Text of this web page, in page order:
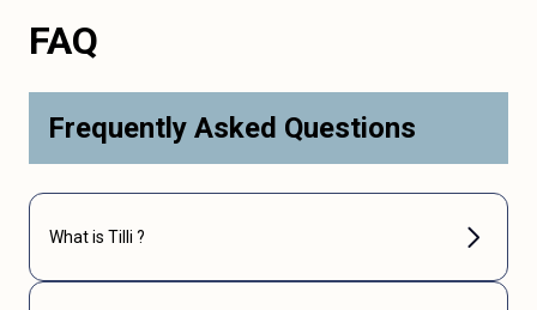
FAQ
Frequently Asked Questions
What is Tilli ?